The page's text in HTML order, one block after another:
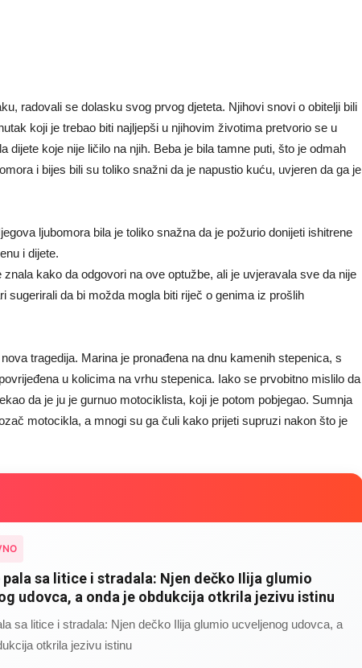
radovali se dolasku svog prvog djeteta. Njihovi snovi o obitelji bili
koji je trebao biti najljepši u njihovim životima pretvorio se u
dijete koje nije ličilo na njih. Beba je bila tamne puti, što je odmah
i bijes bili su toliko snažni da je napustio kuću, uvjeren da ga je
ljubomora bila je toliko snažna da je požurio donijeti ishitrene
i dijete.
znala kako da odgovori na ove optužbe, ali je uvjeravala sve da nije
sugerirali da bi možda mogla biti riječ o genima iz prošlih
tragedija. Marina je pronađena na dnu kamenih stepenica, s
u kolicima na vrhu stepenica. Iako se prvobitno mislilo da
da je ju je gurnuo motociklista, koji je potom pobjegao. Sumnja
motocikla, a mnogi su ga čuli kako prijeti supruzi nakon što je
sa litice i stradala: Njen dečko Ilija glumio
udovca, a onda je obdukcija otkrila jezivu istinu
sa litice i stradala: Njen dečko Ilija glumio ucveljenog udovca, a
otkrila jezivu istinu